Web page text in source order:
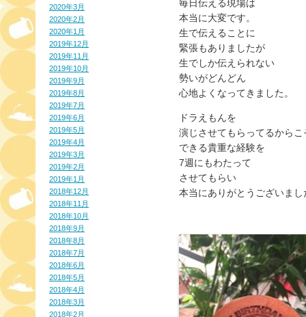
2020年3月
2020年2月
2020年1月
2019年12月
2019年11月
2019年10月
2019年9月
2019年8月
2019年7月
2019年6月
2019年5月
2019年4月
2019年3月
2019年2月
2019年1月
2018年12月
2018年11月
2018年10月
2018年9月
2018年8月
2018年7月
2018年6月
2018年5月
2018年4月
2018年3月
2018年2月
毎日伝える現場は
本当に大変です。
生で伝えることに
緊張もありましたが
生でしか伝えられない
勢いがどんどん
心地よくなってきました。
ドラえもんを
演じさせてもらってるからこ
できる貴重な経験を
7週にもわたって
させてもらい
本当にありがとうございまし